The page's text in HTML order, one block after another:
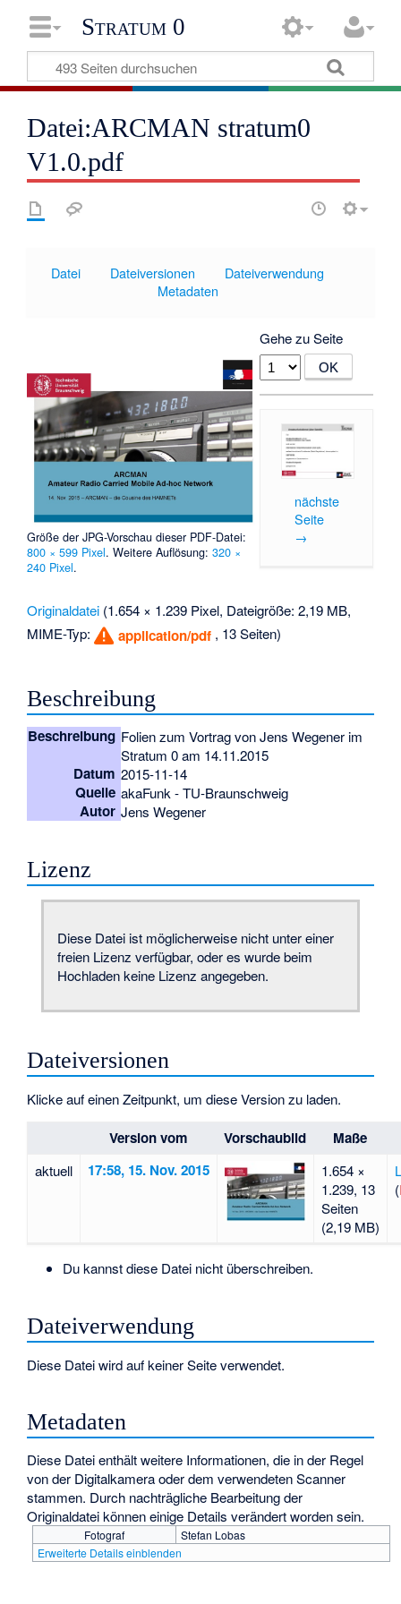
Stratum 0
Datei:ARCMAN stratum0
V1.0.pdf
Datei Dateiversionen
Dateiverwendung
Metadaten
Größe der JPG-Vorschau dieser PDF-Datei:
800 × 599 Pixel.Weitere Auflösung:320 ×
240 Pixel.
Gehe zu Seite
nächste
Seite
→
Originaldatei (1.654 × 1.239 Pixel, Dateigröße: 2,19 MB,
MIME-Typ:
application/pdf , 13 Seiten)
Beschreibung
Beschreibung Folien zum Vortrag von Jens Wegener im
Stratum 0 am 14.11.2015
Datum 2015-11-14
Quelle akaFunk - TU-Braunschweig
Autor Jens Wegener
Lizenz
Diese Datei ist möglicherweise nicht unter einer
freien Lizenz verfügbar, oder es wurde beim
Hochladen keine Lizenz angegeben.
Dateiversionen
Klicke auf einen Zeitpunkt, um diese Version zu laden.
Version vom Vorschaubild Maße
aktuell 17:58, 15. Nov. 2015
1.654 ×
1.239, 13
Seiten
(2,19 MB)
(
Du kannst diese Datei nicht überschreiben.
Dateiverwendung
Diese Datei wird auf keiner Seite verwendet.
Metadaten
Diese Datei enthält weitere Informationen, die in der Regel
von der Digitalkamera oder dem verwendeten Scanner
stammen. Durch nachträgliche Bearbeitung der
Originaldatei können einige Details verändert worden sein.
Fotograf
Stefan Lobas
Erweiterte Details einblenden